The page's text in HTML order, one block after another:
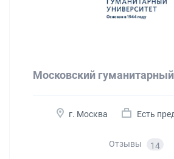
Московский гуманитарный
г. Москва Есть
Отзывы 14